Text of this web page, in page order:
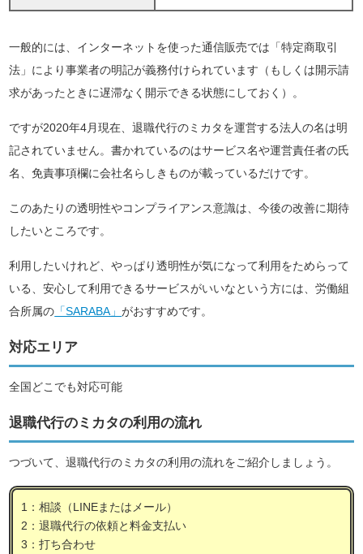
一般的には、インターネットを使った通信販売では「特定商取引
法」により事業者の明記が義務付けられています（もしくは開示請
求があったときに遅滞なく開示できる状態にしておく）。
ですが2020年4月現在、退職代行のミカタを運営する法人の名は明
記されていません。書かれているのはサービス名や運営責任者の氏
名、免責事項欄に会社名らしきものが載っているだけです。
このあたりの透明性やコンプライアンス意識は、今後の改善に期待
したいところです。
利用したいけれど、やっぱり透明性が気になって利用をためらって
いる、安心して利用できるサービスがいいなという方には、労働組
合所属の 「SARABA」がおすすめです。
対応エリア
全国どこでも対応可能
退職代行のミカタの利用の流れ
つづいて、退職代行のミカタの利用の流れをご紹介しましょう。
1：相談（LINEまたはメール）
2：退職代行の依頼と料金支払い
3：打ち合わせ